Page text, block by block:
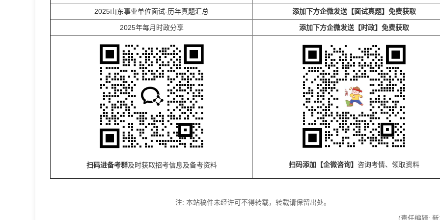
2025山东事业单位面试-历年真题汇总 添加下方企微发送【面试真题】免费获取
2025年每月时政分享 添加下方企微发送【时政】免费获取
扫码进备考群及时获取招考信息及备考资料 扫码添加【企微咨询】 咨询考情、领取资料
注: 本站稿件未经许可不得转载，转载请保留出处。
(责任编辑: